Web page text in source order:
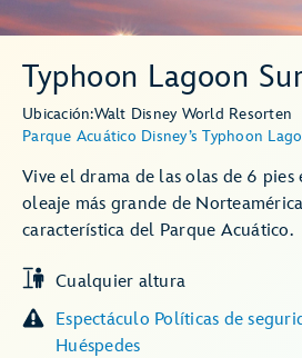
Typhoon Lagoon
Ubicación:Walt Disney World Resorten
Parque Acuático Disney’s Typhoon
Vive el drama de las olas de 6 pies
oleaje más grande de
característica del Parque Acuático.
Cualquier altura
Espectáculo Políticas de
Huéspedes